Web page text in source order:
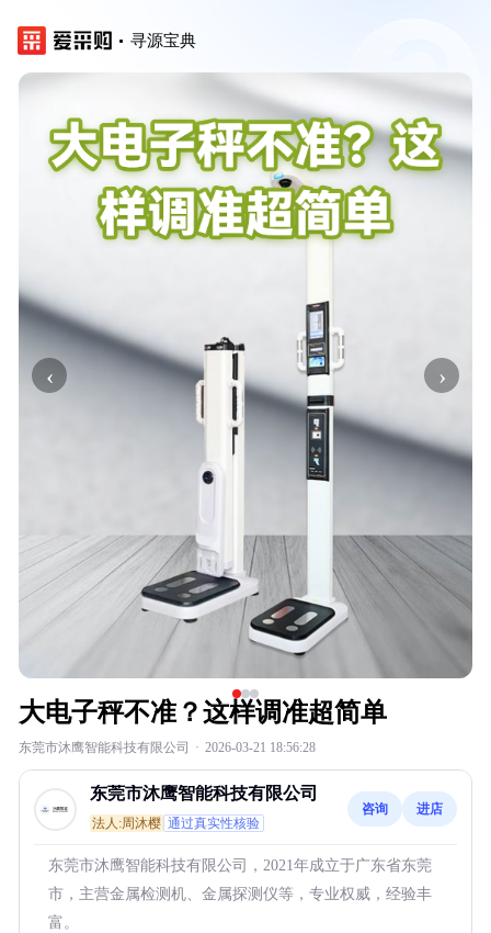
寻源宝典
‹ ›
大电子秤不准？这样调准超简单
东莞市沐鹰智能科技有限公司 · 2026-03-21 18:56:28
东莞市沐鹰智能科技有限公司
法人:周沐樱 通过真实性核验
咨询 进店
东莞市沐鹰智能科技有限公司，2021年成立于广东省东莞
市，主营金属检测机、金属探测仪等，专业权威，经验丰
富。